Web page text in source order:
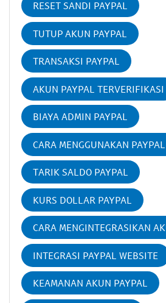
RESET SANDI PAYPAL
TUTUP AKUN PAYPAL
TRANSAKSI PAYPAL
AKUN PAYPAL TERVERIFIKASI
BIAYA ADMIN PAYPAL
CARA MENGGUNAKAN PAYPAL
TARIK SALDO PAYPAL
KURS DOLLAR PAYPAL
CARA MENGINTEGRASIKAN
INTEGRASI PAYPAL WEBSITE
KEAMANAN AKUN PAYPAL